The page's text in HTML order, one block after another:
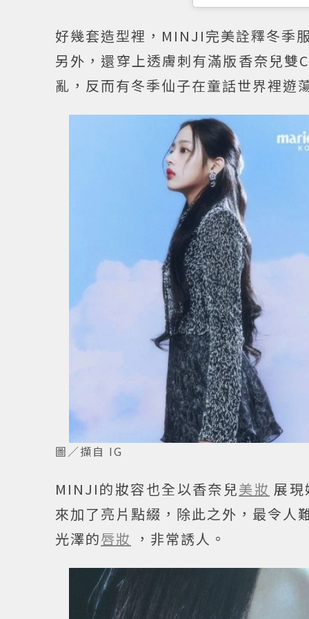
好幾套造型裡，MINJI完美詮釋冬季
另外，還穿上透膚刺有滿版香奈兒雙
亂，反而有冬季仙子在童話世界裡遊
圖／擷自 IG
MINJI的妝容也全以香奈兒美妝 展
來加了亮片點綴，除此之外，最令
光澤的唇妝 ，非常誘人。